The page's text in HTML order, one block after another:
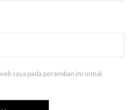
saya pada peramban ini untuk